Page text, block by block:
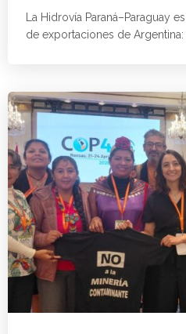
La Hidrovía Paraná–Paraguay
de exportaciones de